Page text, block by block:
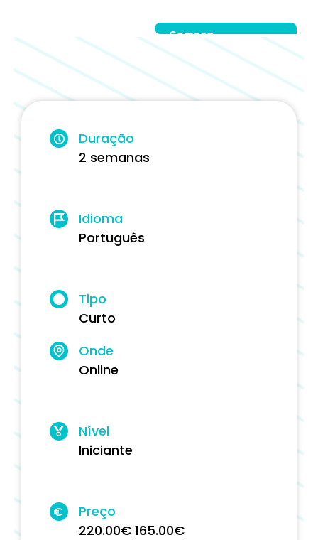
Começa
Duração
2 semanas
Idioma
Português
Tipo
Curto
Onde
Online
Nível
Iniciante
€
Preço
220.00€ 165.00€